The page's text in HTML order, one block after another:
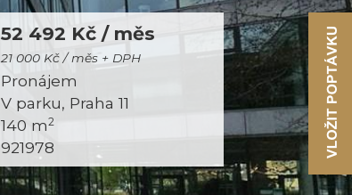
52 492 Kč / měs
21 000 Kč / měs + DPH
Pronájem
V parku, Praha 11
140 m2
921978